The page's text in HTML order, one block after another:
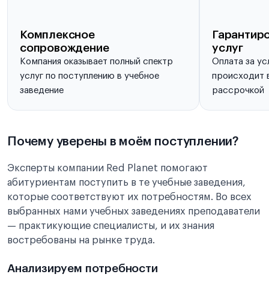
Комплексное
сопровождение
Компания оказывает полный спектр
услуг по поступлению в учебное
заведение
услуг
Оплата за
происходит
рассрочкой
Почему уверены в моём поступлении?
Эксперты компании Red Planet помогают
абитуриентам поступить в те учебные заведения,
которые соответствуют их потребностям. Во всех
выбранных нами учебных заведениях преподаватели
— практикующие специалисты, и их знания
востребованы на рынке труда.
Анализируем потребности